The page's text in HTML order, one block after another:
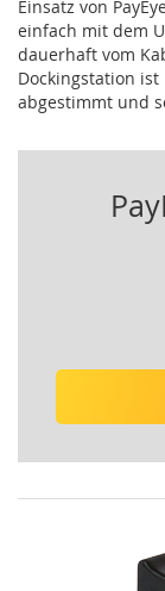
Einsatz von
einfach mit dem
dauerhaft vom
Dockingstation ist
abgestimmt und